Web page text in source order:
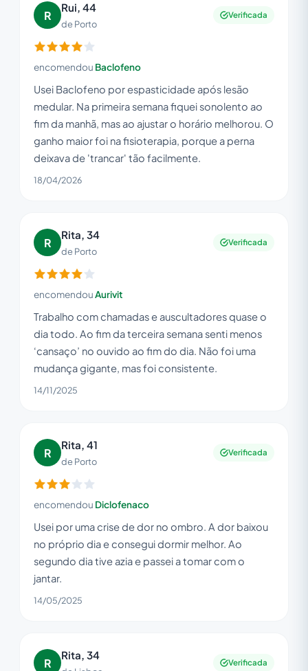
R
Rui, 44
de Porto
Verificada
encomendou Baclofeno
Usei Baclofeno por espasticidade após lesão
medular. Na primeira semana fiquei sonolento ao
fim da manhã, mas ao ajustar o horário melhorou. O
ganho maior foi na fisioterapia, porque a perna
deixava de 'trancar' tão facilmente.
18/04/2026
R
Rita, 34
de Porto
Verificada
encomendouAurivit
Trabalho com chamadas e auscultadores quase o
dia todo. Ao fim da terceira semana senti menos
‘cansaço’ no ouvido ao fim do dia. Não foi uma
mudança gigante, mas foi consistente.
14/11/2025
R
Rita, 41
de Porto
Verificada
encomendou Diclofenaco
Usei por uma crise de dor no ombro. A dor baixou
no próprio dia e consegui dormir melhor. Ao
segundo dia tive azia e passei a tomar com o
jantar.
14/05/2025
R
Rita, 34
Verificada